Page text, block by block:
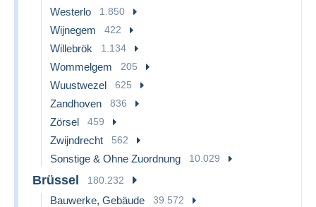
Westerlo 1.850
Wijnegem 422
Willebrök 1.134
Wommelgem 205
Wuustwezel 625
Zandhoven 836
Zörsel 459
Zwijndrecht 562
Sonstige & Ohne Zuordnung 10.029
Brüssel 180.232
Bauwerke, Gebäude 39.572